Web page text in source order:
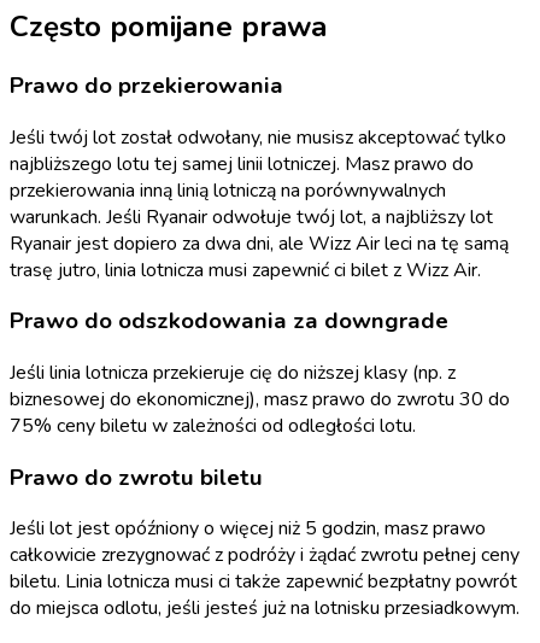
Często pomijane prawa
Prawo do przekierowania
Jeśli twój lot został odwołany, nie musisz akceptować tylko
najbliższego lotu tej samej linii lotniczej. Masz prawo do
przekierowania inną linią lotniczą na porównywalnych
warunkach. Jeśli Ryanair odwołuje twój lot, a najbliższy lot
Ryanair jest dopiero za dwa dni, ale Wizz Air leci na tę samą
trasę jutro, linia lotnicza musi zapewnić ci bilet z Wizz Air.
Prawo do odszkodowania za downgrade
Jeśli linia lotnicza przekieruje cię do niższej klasy (np. z
biznesowej do ekonomicznej), masz prawo do zwrotu 30 do
75% ceny biletu w zależności od odległości lotu.
Prawo do zwrotu biletu
Jeśli lot jest opóźniony o więcej niż 5 godzin, masz prawo
całkowicie zrezygnować z podróży i żądać zwrotu pełnej ceny
biletu. Linia lotnicza musi ci także zapewnić bezpłatny powrót
do miejsca odlotu, jeśli jesteś już na lotnisku przesiadkowym.